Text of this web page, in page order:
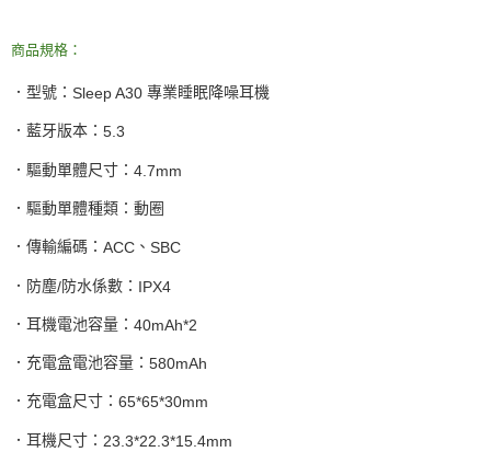
商品規格：
．型號： Sleep A30 專業睡眠降噪耳機
．藍牙版本： 5.3
．驅動單體尺寸： 4.7mm
．驅動單體種類：動圈
．傳輸編碼： ACC 、 SBC
．防塵/防水係數： IPX4
．耳機電池容量： 40mAh*2
．充電盒電池容量： 580mAh
．充電盒尺寸： 65*65*30mm
．耳機尺寸： 23.3*22.3*15.4mm